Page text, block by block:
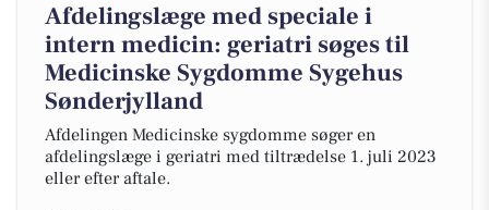
Afdelingslæge med speciale i
intern medicin: geriatri søges til
Medicinske Sygdomme Sygehus
Sønderjylland
Afdelingen Medicinske sygdomme søger en
afdelingslæge i geriatri med tiltrædelse 1. juli 2023
eller efter aftale.